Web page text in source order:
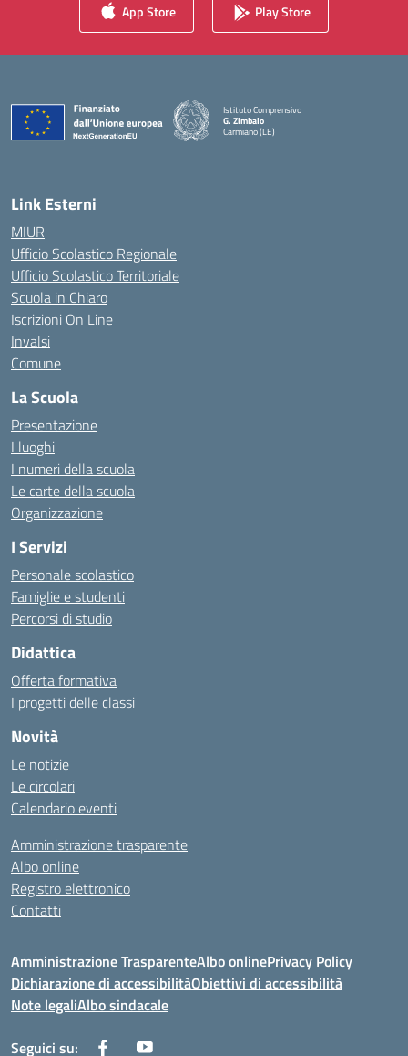
App Store Play Store
Istituto Comprensivo
G. Zimbalo
Carmiano (LE)
Link Esterni
MIUR
Ufficio Scolastico Regionale
Ufficio Scolastico Territoriale
Scuola in Chiaro
Iscrizioni On Line
Invalsi
Comune
La Scuola
Presentazione
I luoghi
I numeri della scuola
Le carte della scuola
Organizzazione
I Servizi
Personale scolastico
Famiglie e studenti
Percorsi di studio
Didattica
Offerta formativa
I progetti delle classi
Novità
Le notizie
Le circolari
Calendario eventi
Amministrazione trasparente
Albo online
Registro elettronico
Contatti
Amministrazione TrasparenteAlbo onlinePrivacy Policy
Dichiarazione di accessibilitàObiettivi di accessibilità
Note legaliAlbo sindacale
Seguici su: